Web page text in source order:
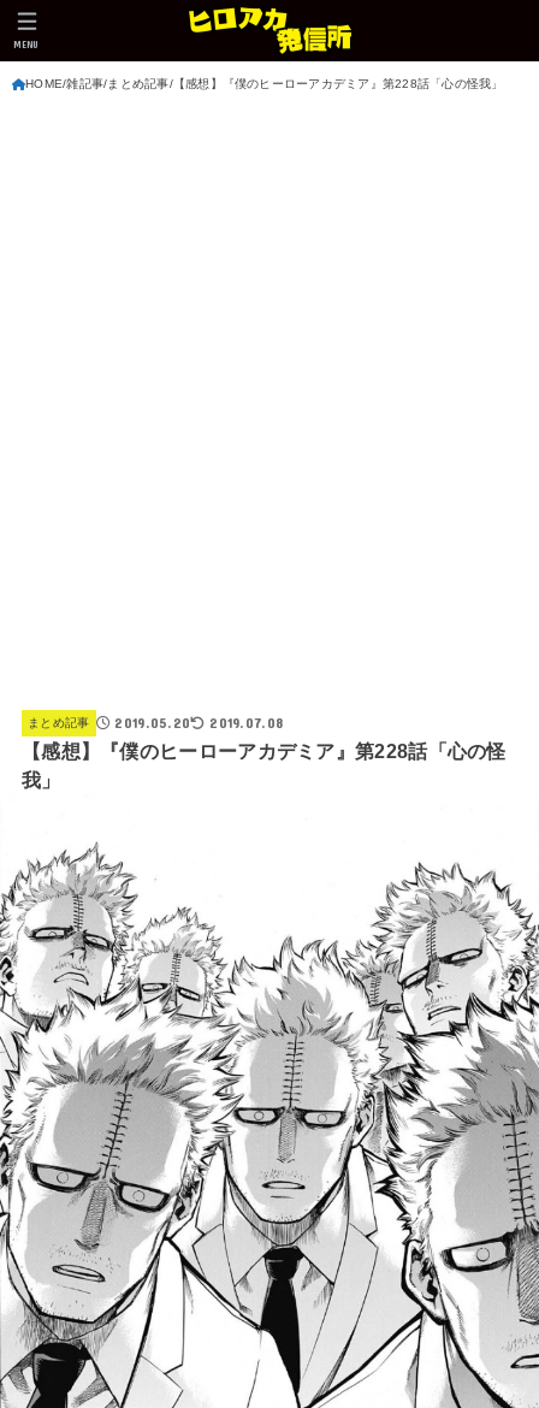
MENU
HOME 雑記事 まとめ記事 【感想】『僕のヒーローアカデミア』第228話「心の怪我」
まとめ記事 2019.05.20 2019.07.08
【感想】『僕のヒーローアカデミア』第228話「心の怪
我」